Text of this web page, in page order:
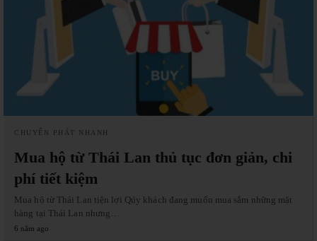
CHUYỂN PHÁT NHANH
Mua hộ từ Thái Lan thủ tục đơn giản, chi
phí tiết kiệm
Mua hộ từ Thái Lan tiện lợi Qúy khách đang muốn mua sắm những mặt
hàng tại Thái Lan nhưng…
6 năm ago